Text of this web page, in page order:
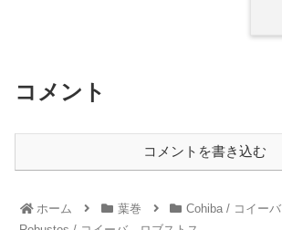
コメント
コメントを書き込む
ホーム 葉巻 Cohiba / コイーバ